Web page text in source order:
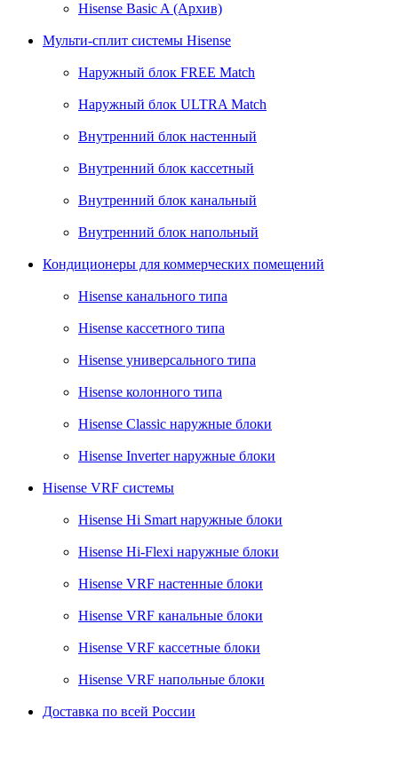
Hisense Basic A (Архив)
Мульти-сплит системы Hisense
Наружный блок FREE Match
Наружный блок ULTRA Match
Внутренний блок настенный
Внутренний блок кассетный
Внутренний блок канальный
Внутренний блок напольный
Кондиционеры для коммерческих помещений
Hisense канального типа
Hisense кассетного типа
Hisense универсального типа
Hisense колонного типа
Hisense Classic наружные блоки
Hisense Inverter наружные блоки
Hisense VRF системы
Hisense Hi Smart наружные блоки
Hisense Hi-Flexi наружные блоки
Hisense VRF настенные блоки
Hisense VRF канальные блоки
Hisense VRF кассетные блоки
Hisense VRF напольные блоки
Доставка по всей России